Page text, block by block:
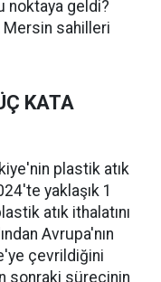
noktaya geldi?
Mersin sahilleri
KATA
plastik atık
yaklaşık 1
atık ithalatını
Avrupa'nın
çevrildiğini
sonraki sürecinin